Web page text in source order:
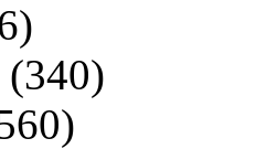
(340)